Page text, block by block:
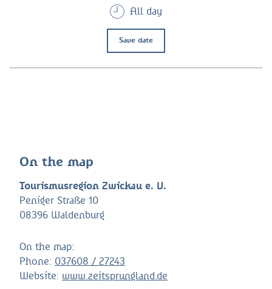
All day
Save date
On the map
Tourismusregion Zwickau e. V.
Peniger Straße 10
08396 Waldenburg
On the map:
Phone: 037608 / 27243
Website: www.zeitsprungland.de